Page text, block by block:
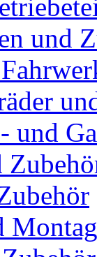
und
und